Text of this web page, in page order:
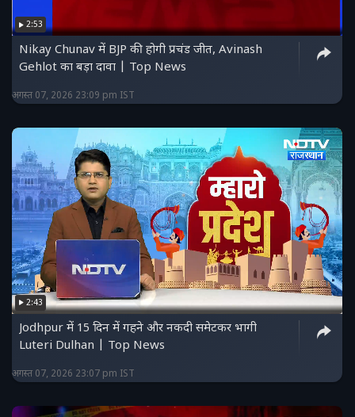
2:53
Nikay Chunav में BJP की होगी प्रचंड जीत, Avinash
Gehlot का बड़ा दावा | Top News
अगस्त 07, 2026 23:09 pm IST
2:43
Jodhpur में 15 दिन में गहने और नकदी समेटकर भागी
Luteri Dulhan | Top News
अगस्त 07, 2026 23:07 pm IST